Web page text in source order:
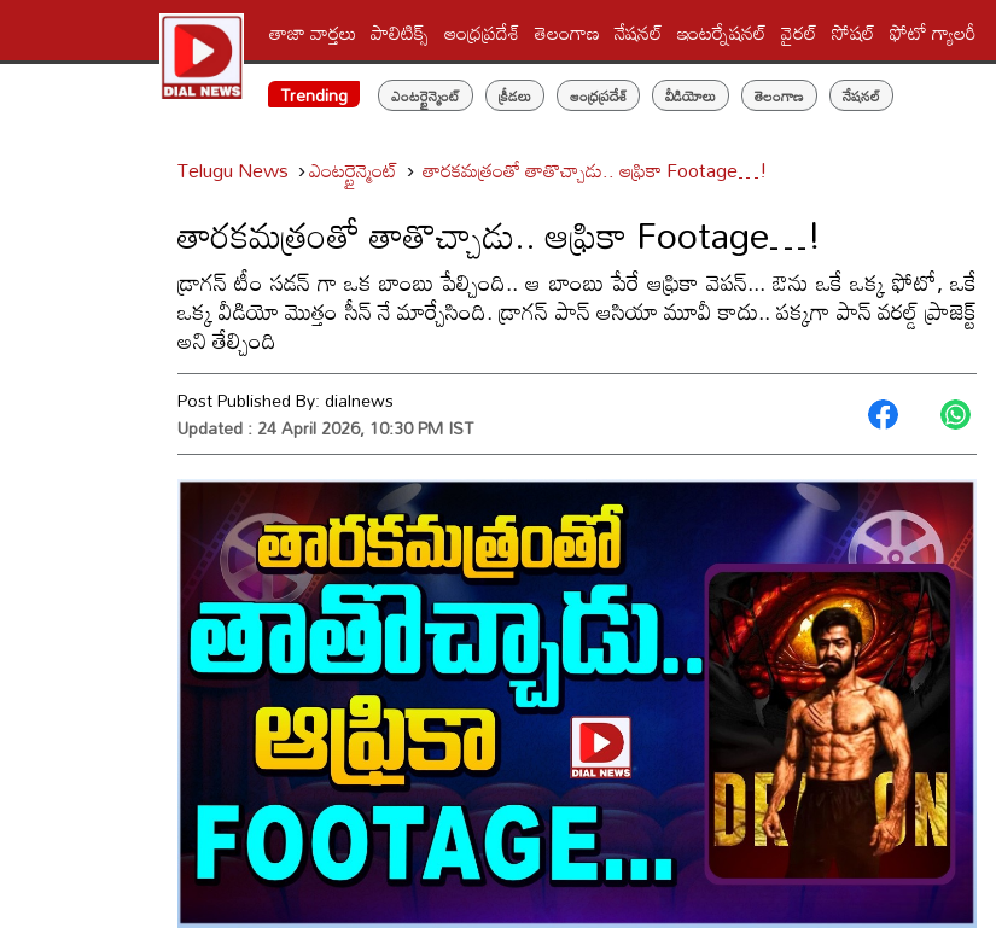
తాజా వార్తలు పాలిటిక్స్‌ ఆంధ్రప్రదేశ్ తెలంగాణ నేషనల్ ఇంటర్నేషనల్ వైరల్ సోషల్ ఫోటో గ్యాలరీ
Trending
ఎంటర్టైన్మెంట్ క్రీడలు ఆంధ్రప్రదేశ్ వీడియోలు తెలంగాణ నేషనల్
Telugu News ఎంటర్టైన్మెంట్ తారకమత్రంతో తాతొచ్చాడు.. ఆఫ్రికా Footage…!
తారకమత్రంతో తాతొచ్చాడు.. ఆఫ్రికా Footage…!
డ్రాగన్ టీం సడన్ గా ఒక బాంబు పేల్చింది.. ఆ బాంబు పేరే ఆఫ్రికా వెపన్... ఔను ఒకే ఒక్క ఫోటో, ఒకే
ఒక్క వీడియో మొత్తం సీన్ నే మార్చేసింది. డ్రాగన్ పాన్ ఆసియా మూవీ కాదు.. పక్కగా పాన్ వరల్డ్ ప్రాజెక్ట్
అని తేల్చింది
Post Published By:dialnews
Updated : 24 April 2026, 10:30 PM IST